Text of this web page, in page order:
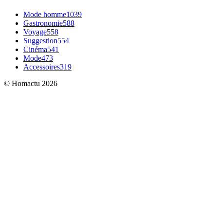
Mode homme1039
Gastronomie588
Voyage558
Suggestion554
Cinéma541
Mode473
Accessoires319
© Homactu 2026